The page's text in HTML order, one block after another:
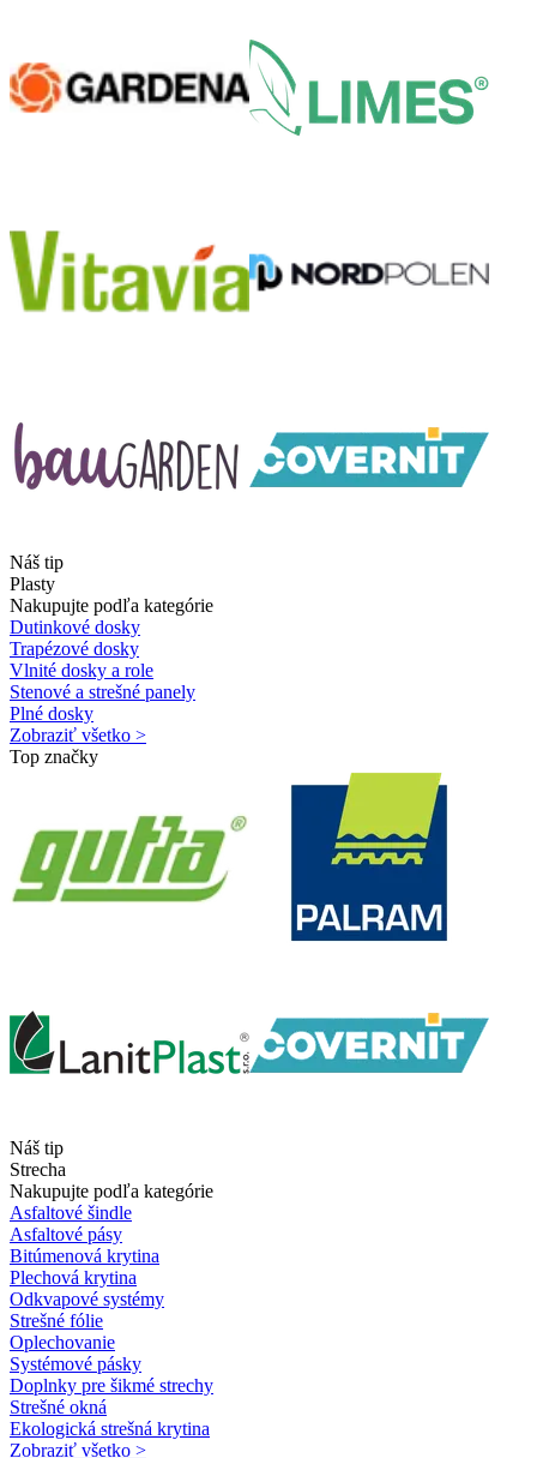
Náš tip
Plasty
Nakupujte podľa kategórie
Dutinkové dosky
Trapézové dosky
Vlnité dosky a role
Stenové a strešné panely
Plné dosky
Zobraziť všetko >
Top značky
Náš tip
Strecha
Nakupujte podľa kategórie
Asfaltové šindle
Asfaltové pásy
Bitúmenová krytina
Plechová krytina
Odkvapové systémy
Strešné fólie
Oplechovanie
Systémové pásky
Doplnky pre šikmé strechy
Strešné okná
Ekologická strešná krytina
Zobraziť všetko >